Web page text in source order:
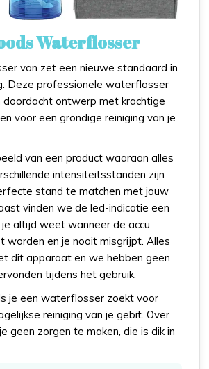
Waterflosser
van zet een nieuwe standaard in
Deze professionele waterflosser
doordacht ontwerp met krachtige
voor een grondige reiniging van je
van een product waaraan alles
intensiteitsstanden zijn
stand te matchen met jouw
vinden we de led-indicatie een
altijd weet wanneer de accu
worden en je nooit misgrijpt. Alles
dit apparaat en we hebben geen
tijdens het gebruik.
je een waterflosser zoekt voor
reiniging van je gebit. Over
geen zorgen te maken, die is dik in